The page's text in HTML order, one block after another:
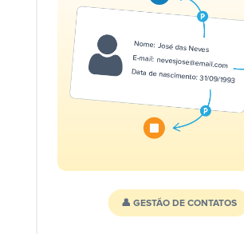
👤 GESTÃO DE CONTATOS